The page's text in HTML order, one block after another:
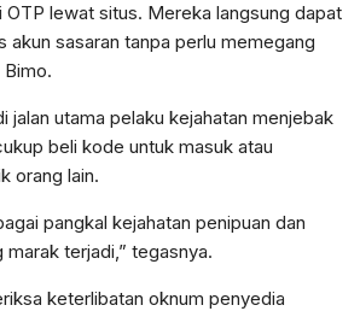
OTP lewat situs. Mereka langsung dapat
akun sasaran tanpa perlu memegang
Bimo.
jalan utama pelaku kejahatan menjebak
beli kode untuk masuk atau
orang lain.
pangkal kejahatan penipuan dan
terjadi,” tegasnya.
keterlibatan oknum penyedia